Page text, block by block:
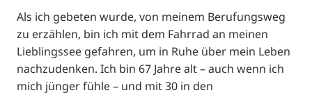
Als ich gebeten wurde, von meinem Berufungsweg
zu erzählen, bin ich mit dem Fahrrad an meinen
Lieblingssee gefahren, um in Ruhe über mein Leben
nachzudenken. Ich bin 67 Jahre alt – auch wenn ich
mich jünger fühle – und mit 30 in den